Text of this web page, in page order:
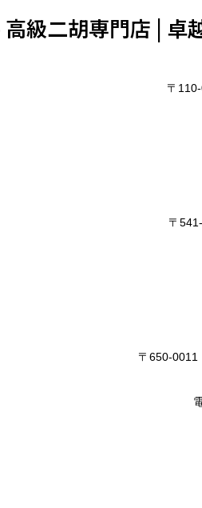
高級二胡専門店 | 卓
〒
〒
〒650-